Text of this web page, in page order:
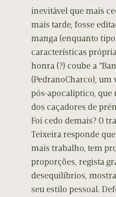
inevitável que mais
mais tarde, fosse
manga (enquanto
características
honra (?) coube a
(PedranoCharco),
pós-apocalíptico, que
dos caçadores de
Foi cedo demais? O
Teixeira responde
mais trabalho, tem
proporções, regista
desequilíbrios,
seu estilo pessoal.